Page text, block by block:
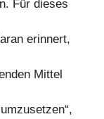
Für dieses
erinnert,
Mittel